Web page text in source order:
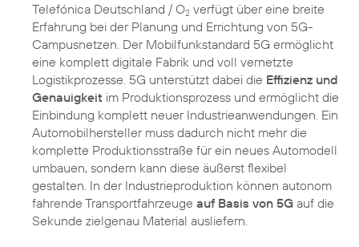
Telefónica Deutschland / O2 verfügt über eine breite
Erfahrung bei der Planung und Errichtung von 5G-
Campusnetzen. Der Mobilfunkstandard 5G ermöglicht
eine komplett digitale Fabrik und voll vernetzte
Logistikprozesse. 5G unterstützt dabei die Effizienz und
Genauigkeit im Produktionsprozess und ermöglicht die
Einbindung komplett neuer Industrieanwendungen. Ein
Automobilhersteller muss dadurch nicht mehr die
komplette Produktionsstraße für ein neues Automodell
umbauen, sondern kann diese äußerst flexibel
gestalten. In der Industrieproduktion können autonom
fahrende Transportfahrzeuge auf Basis von 5G auf die
Sekunde zielgenau Material ausliefern.